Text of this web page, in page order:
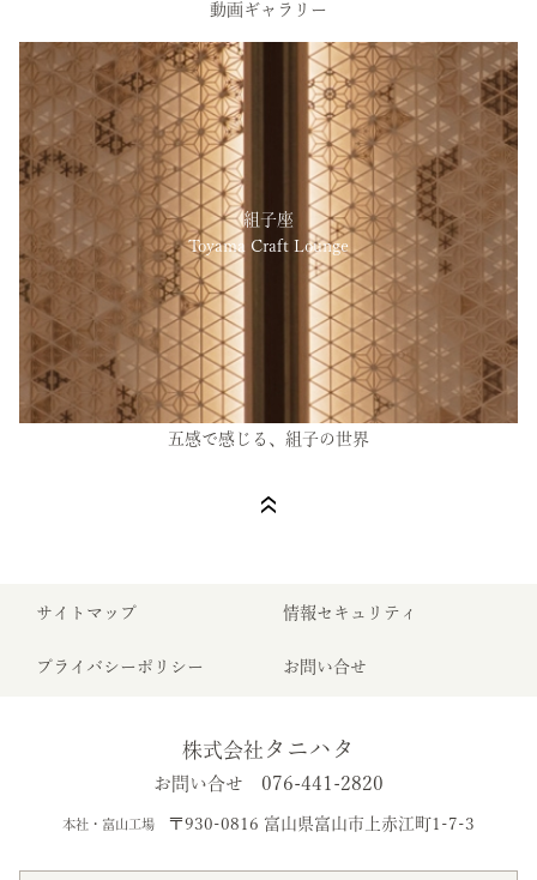
動画ギャラリー
組子座
Toyama Craft Lounge
五感で感じる、組子の世界
サイトマップ 情報セキュリティ
プライバシーポリシー お問い合せ
株式会社 タニハタ
お問い合せ 076-441-2820
本社・富山工場 〒930-0816 富山県富山市上赤江町1-7-3